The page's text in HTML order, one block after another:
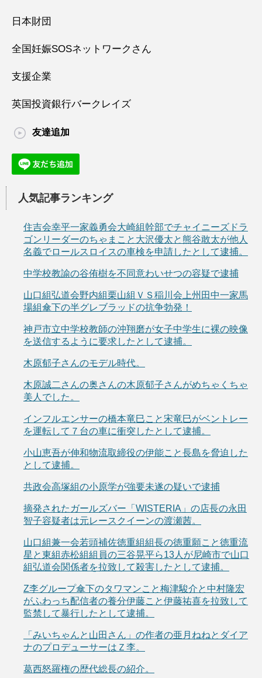
日本財団
全国妊娠SOSネットワークさん
支援企業
英国投資銀行バークレイズ
友達追加
人気記事ランキング
住吉会幸平一家義勇会大崎組幹部でチャイニーズドラ
ゴンリーダーのちゃまこと大沢優太と熊谷敢太が他人
名義でロールスロイスの車検を申請したとして逮捕。
中学校教諭の谷侑樹を不同意わいせつの容疑で逮捕
山口組弘道会野内組栗山組ＶＳ稲川会上州田中一家馬
場組傘下の半グレブラッドの抗争勃発！
神戸市立中学校教師の沖翔磨が女子中学生に裸の映像
を送信するように要求したとして逮捕。
木原郁子さんのモデル時代。
木原誠二さんの奥さんの木原郁子さんがめちゃくちゃ
美人でした。
インフルエンサーの橋本竜巳こと宋竜巳がベントレー
を運転して７台の車に衝突したとして逮捕。
小山恵吾が伸和物流取締役の伊能こと長島を脅迫した
として逮捕。
共政会高塚組の小原学が強要未遂の疑いで逮捕
摘発されたガールズバー「WISTERIA」の店長の永田
智子容疑者は元レースクイーンの渡瀬茜。
山口組兼一会若頭補佐徳重組組長の徳重願こと徳重流
星と東組赤松組組員の三谷晃平ら13人が尼崎市で山口
組弘道会関係者を拉致して殺害したとして逮捕。
Z李グループ傘下のタワマンこと梅津駿介と中村隆宏
がふわっち配信者の養分伊藤こと伊藤祐喜を拉致して
監禁して暴行したとして逮捕。
「みいちゃんと山田さん」の作者の亜月ねねとダイア
ナのプロデューサーはＺ李。
葛西怒羅権の歴代総長の紹介。